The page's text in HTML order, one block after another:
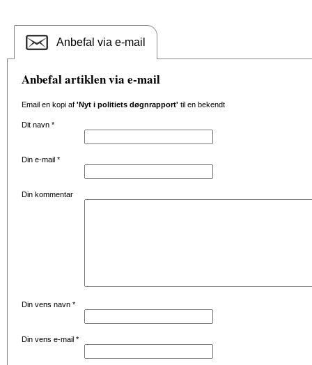
Anbefal via e-mail
Anbefal artiklen via e-mail
Email en kopi af 'Nyt i politiets døgnrapport' til en bekendt
Dit navn *
Din e-mail *
Din kommentar
Din vens navn *
Din vens e-mail *